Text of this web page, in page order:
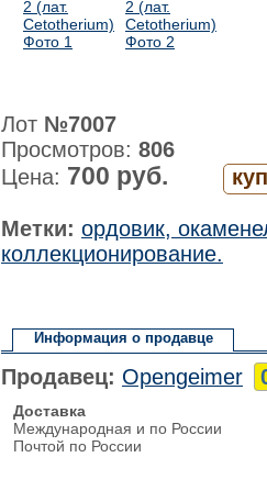
Лот №7007
Просмотров: 806
Цена: 700 руб.
Метки: ордовик,
коллекционирование.
Информация о продавце
Продавец: Opengeimer
Доставка
Международная и по России
Почтой по России